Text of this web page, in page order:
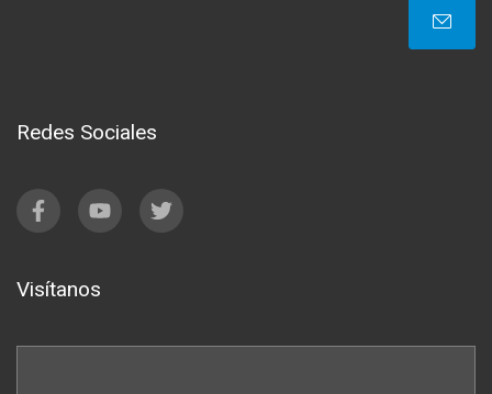
Redes Sociales
Visítanos